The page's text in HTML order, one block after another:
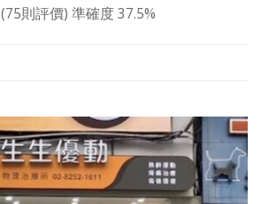
(75則評價) 準確度 37.5%